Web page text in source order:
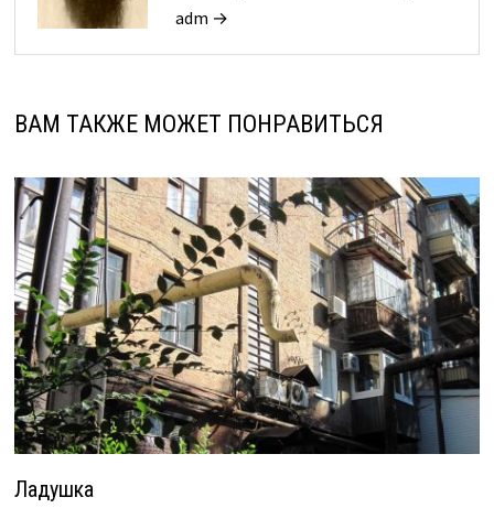
adm →
ВАМ ТАКЖЕ МОЖЕТ ПОНРАВИТЬСЯ
Ладушка